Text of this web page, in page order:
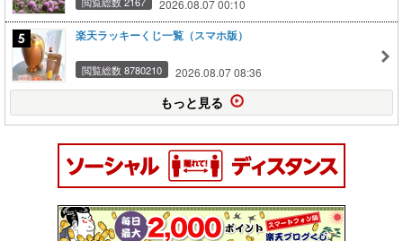
2026.08.07 00:10
楽天ラッキーくじ一覧（スマホ版）
閲覧総数 8780210 2026.08.07 08:36
もっと見る